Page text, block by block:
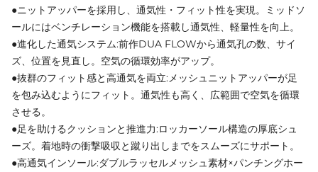
●ニットアッパーを採用し、通気性・フィット性を実現。ミッドソ
ールにはベンチレーション機能を搭載し通気性、軽量性を向上。
●進化した通気システム:前作DUA FLOWから通気孔の数、サイ
ズ、位置を見直し。空気の循環効率がアップ。
●抜群のフィット感と高通気を両立:メッシュニットアッパーが足
を包み込むようにフィット。通気性も高く、広範囲で空気を循環
させる。
●足を助けるクッションと推進力:ロッカーソール構造の厚底シュ
ーズ。着地時の衝撃吸収と蹴り出しまでをスムーズにサポート。
●高通気インソール:ダブルラッセルメッシュ素材×パンチングホー